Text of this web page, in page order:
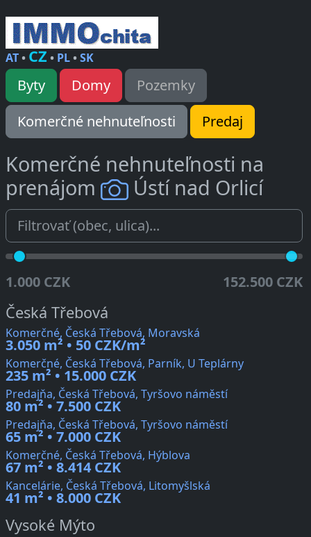
AT• CZ • PL•SK
Byty Domy
Pozemky
Komerčné nehnuteľnosti
Predaj
Komerčné nehnuteľnosti na
prenájom
Ústí nad Orlicí
1.000 CZK 152.500 CZK
Česká Třebová
Komerčné, Česká Třebová, Moravská
3.050 m² • 50 CZK/m²
Komerčné, Česká Třebová, Parník, U Teplárny
235 m² • 15.000 CZK
Predajňa, Česká Třebová, Tyršovo náměstí
80 m² • 7.500 CZK
Predajňa, Česká Třebová, Tyršovo náměstí
65 m² • 7.000 CZK
Komerčné, Česká Třebová, Hýblova
67 m² • 8.414 CZK
Kancelárie, Česká Třebová, Litomyšlská
41 m² • 8.000 CZK
Vysoké Mýto